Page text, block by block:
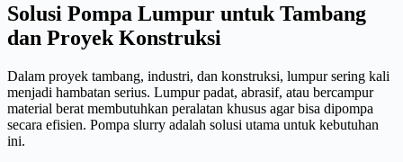
Solusi Pompa Lumpur untuk Tambang
dan Proyek Konstruksi
Dalam proyek tambang, industri, dan konstruksi, lumpur sering kali
menjadi hambatan serius. Lumpur padat, abrasif, atau bercampur
material berat membutuhkan peralatan khusus agar bisa dipompa
secara efisien. Pompa slurry adalah solusi utama untuk kebutuhan
ini.